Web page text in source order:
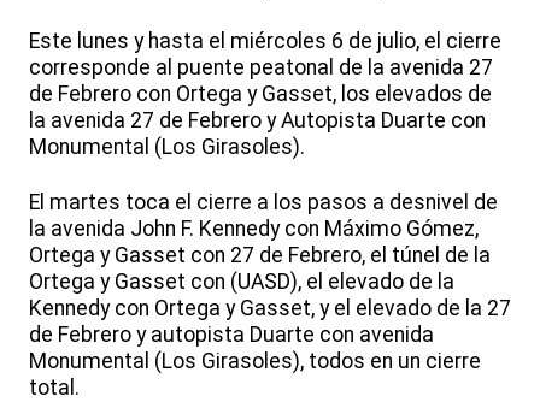
Este lunes y hasta el miércoles 6 de julio, el cierre
corresponde al puente peatonal de la avenida 27
de Febrero con Ortega y Gasset, los elevados de
la avenida 27 de Febrero y Autopista Duarte con
Monumental (Los Girasoles).
El martes toca el cierre a los pasos a desnivel de
la avenida John F. Kennedy con Máximo Gómez,
Ortega y Gasset con 27 de Febrero, el túnel de la
Ortega y Gasset con (UASD), el elevado de la
Kennedy con Ortega y Gasset, y el elevado de la 27
de Febrero y autopista Duarte con avenida
Monumental (Los Girasoles), todos en un cierre
total.